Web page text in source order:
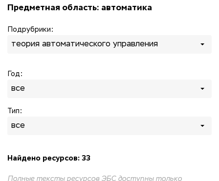
Предметная область: автоматика
Подрубрики:
теория автоматического управления
Год:
все
Тип:
все
Найдено ресурсов: 33
Полные тексты ресурсов ЭБС доступны только